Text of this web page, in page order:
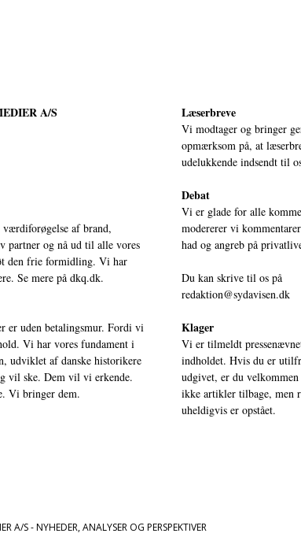
A/S
af brand,
partner og nå ud til alle vores
den frie formidling. Vi har
Se mere på dkq.dk.
er uden betalingsmur. Fordi vi
Vi har vores fundament i
udviklet af danske historikere
vil ske. Dem vil vi erkende.
Vi bringer dem.
Læserbreve
Vi modtager og bringer
opmærksom på, at
udelukkende indsendt til
Debat
Vi er glade for alle
modererer vi
had og angreb på
Du kan skrive til os på
redaktion@sydavisen.dk
Klager
Vi er tilmeldt
indholdet. Hvis du er
udgivet, er du
ikke artikler tilbage, men
uheldigvis er opstået.
A/S - NYHEDER, ANALYSER OG PERSPEKTIVER